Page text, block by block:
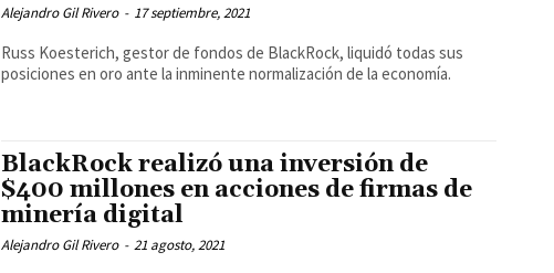
Alejandro Gil Rivero - 17 septiembre, 2021
Russ Koesterich, gestor de fondos de BlackRock, liquidó todas sus
posiciones en oro ante la inminente normalización de la economía.
BlackRock realizó una inversión de
$400 millones en acciones de firmas de
minería digital
Alejandro Gil Rivero - 21 agosto, 2021